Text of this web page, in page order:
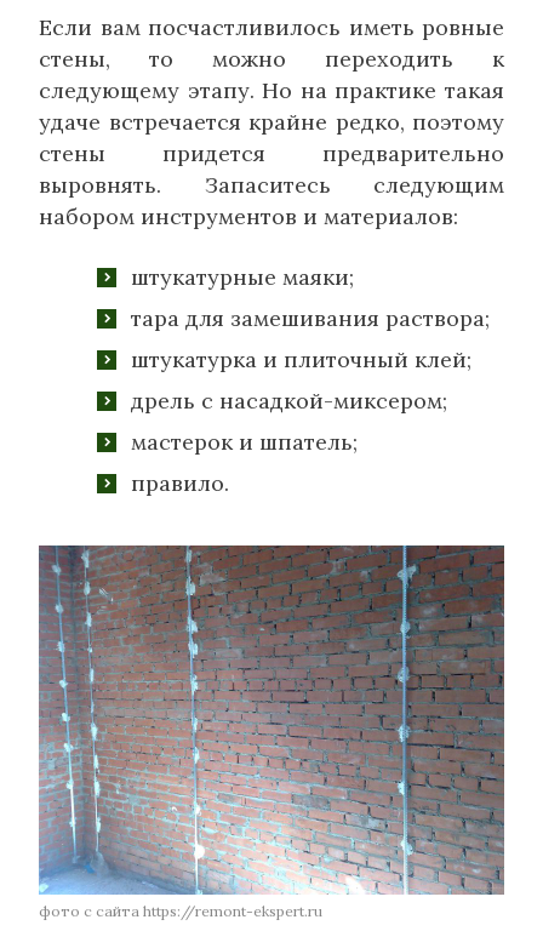
Если вам посчастливилось иметь ровные
стены, то можно переходить к
следующему этапу. Но на практике такая
удаче встречается крайне редко, поэтому
стены придется предварительно
выровнять. Запаситесь следующим
набором инструментов и материалов:
штукатурные маяки;
тара для замешивания раствора;
штукатурка и плиточный клей;
дрель с насадкой-миксером;
мастерок и шпатель;
правило.
фото с сайта https://remont-ekspert.ru